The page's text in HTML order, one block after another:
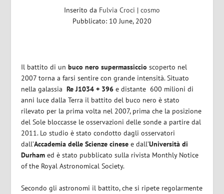
Inserito da Fulvia Croci | cosmo
Pubblicato: 10 June, 2020
Il battito di un buco nero supermassiccio scoperto nel
2007 torna a farsi sentire con grande intensità. Situato
nella galassia Re J1034 + 396 e distante 600 milioni di
anni luce dalla Terra il battito del buco nero è stato
rilevato per la prima volta nel 2007, prima che la posizione
del Sole bloccasse le osservazioni delle sonde a partire dal
2011. Lo studio è stato condotto dagli osservatori
dall’Accademia delle Scienze cinese e dall’Università di
Durham ed è stato pubblicato sulla rivista Monthly Notice
of the Royal Astronomical Society.
Secondo gli astronomi il battito, che si ripete regolarmente